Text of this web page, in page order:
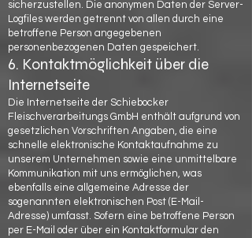
sicherzustellen. Die anonymen Daten der Server-
Logfiles werden getrennt von allen durch eine
betroffene Person angegebenen
personenbezogenen Daten gespeichert.
6. Kontaktmöglichkeit über die
Internetseite
Die Internetseite der Schiebocker
Fleischverarbeitungs GmbH enthält aufgrund von
gesetzlichen Vorschriften Angaben, die eine
schnelle elektronische Kontaktaufnahme zu
unserem Unternehmen sowie eine unmittelbare
Kommunikation mit uns ermöglichen, was
ebenfalls eine allgemeine Adresse der
sogenannten elektronischen Post (E-Mail-
Adresse) umfasst. Sofern eine betroffene Person
per E-Mail oder über ein Kontaktformular den